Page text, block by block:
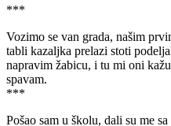
***
Vozimo se van grada, našim
tabli kazaljka prelazi stoti
napravim žabicu, i tu mi oni
spavam.
***
Pošao sam u školu, dali su me